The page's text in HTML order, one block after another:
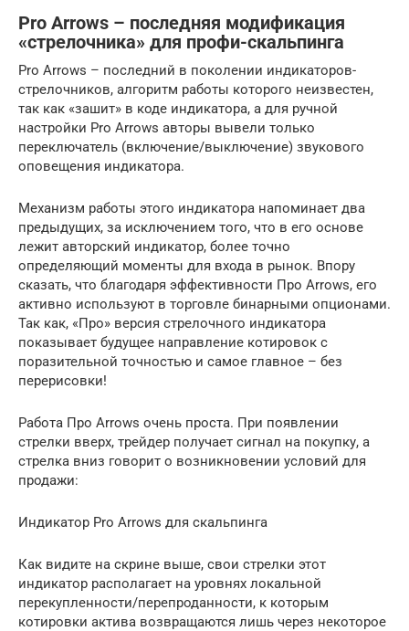
Pro Arrows – последняя модификация
«стрелочника» для профи-скальпинга
Pro Arrows – последний в поколении индикаторов-
стрелочников, алгоритм работы которого неизвестен,
так как «зашит» в коде индикатора, а для ручной
настройки Pro Arrows авторы вывели только
переключатель (включение/выключение) звукового
оповещения индикатора.
Механизм работы этого индикатора напоминает два
предыдущих, за исключением того, что в его основе
лежит авторский индикатор, более точно
определяющий моменты для входа в рынок. Впору
сказать, что благодаря эффективности Про Arrows, его
активно используют в торговле бинарными опционами.
Так как, «Про» версия стрелочного индикатора
показывает будущее направление котировок с
поразительной точностью и самое главное – без
перерисовки!
Работа Про Arrows очень проста. При появлении
стрелки вверх, трейдер получает сигнал на покупку, а
стрелка вниз говорит о возникновении условий для
продажи:
Индикатор Pro Arrows для скальпинга
Как видите на скрине выше, свои стрелки этот
индикатор располагает на уровнях локальной
перекупленности/перепроданности, к которым
котировки актива возвращаются лишь через некоторое